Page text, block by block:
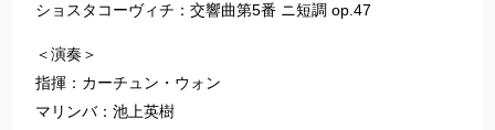
​​ショスタコーヴィチ：交響曲第5番 ニ短調 op.47​
＜演奏＞​​
指揮：カーチュン・ウォン
​​マリンバ：池上英樹​